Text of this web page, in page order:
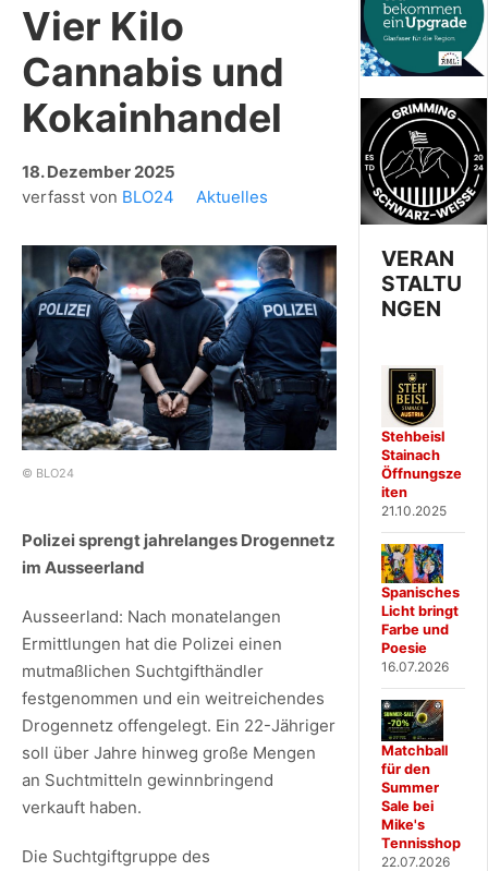
Vier Kilo
Cannabis und
Kokainhandel
18. Dezember 2025
verfasst von BLO24 Aktuelles
© BLO24
Polizei sprengt jahrelanges Drogennetz
im Ausseerland
Ausseerland: Nach monatelangen
Ermittlungen hat die Polizei einen
mutmaßlichen Suchtgifthändler
festgenommen und ein weitreichendes
Drogennetz offengelegt. Ein 22-Jähriger
soll über Jahre hinweg große Mengen
an Suchtmitteln gewinnbringend
verkauft haben.
Die Suchtgiftgruppe des
VERAN
STALTU
NGEN
Stehbeisl
Stainach
Öffnungsze
iten
21.10.2025
Spanisches
Licht bringt
Farbe und
Poesie
16.07.2026
Matchball
für den
Summer
Sale bei
Mike's
Tennisshop
22.07.2026